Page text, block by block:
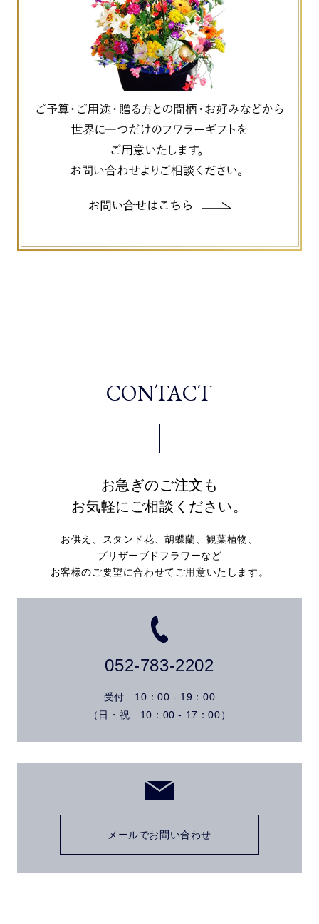
CONTACT
お急ぎのご注文も
お気軽にご相談ください。
お供え、スタンド花、胡蝶蘭、観葉植物、
プリザーブドフラワーなど
お客様のご要望に合わせてご用意いたします。
052-783-2202
受付 10：00 - 19：00
（日・祝 10：00 - 17：00）
メールでお問い合わせ